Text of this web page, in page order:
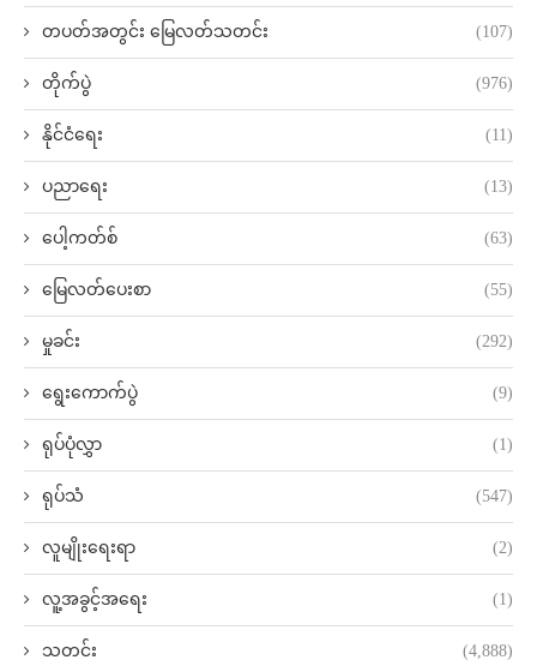
တပတ်အတွင်း မြေလတ်သတင်း (107)
တိုက်ပွဲ (976)
နိုင်ငံရေး (11)
ပညာရေး (13)
ပေါ့ကတ်စ် (63)
မြေလတ်ပေးစာ (55)
မှုခင်း (292)
ရွေးကောက်ပွဲ (9)
ရုပ်ပုံလွှာ (1)
ရုပ်သံ (547)
လူမျိုးရေးရာ (2)
လူ့အခွင့်အရေး (1)
သတင်း (4,888)